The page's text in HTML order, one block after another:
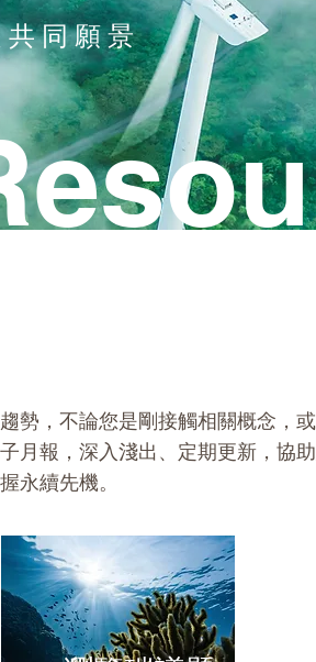
同願景
勢，不論您是剛接觸相關概念，
月報，深入淺出、定期更新，協
永續先機。